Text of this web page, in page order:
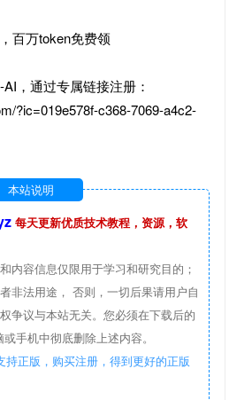
百万token免费领
，通过专属链接注册：
?ic=019e578f-c368-7069-a4c2-
本站说明
每天更新优质技术教程，资源，软
内容信息仅限用于学习和研究目的；
非法用途， 否则，一切后果请用户自
争议与本站无关。您必须在下载后的
手机中彻底删除上述内容。
持正版，购买注册，得到更好的正版